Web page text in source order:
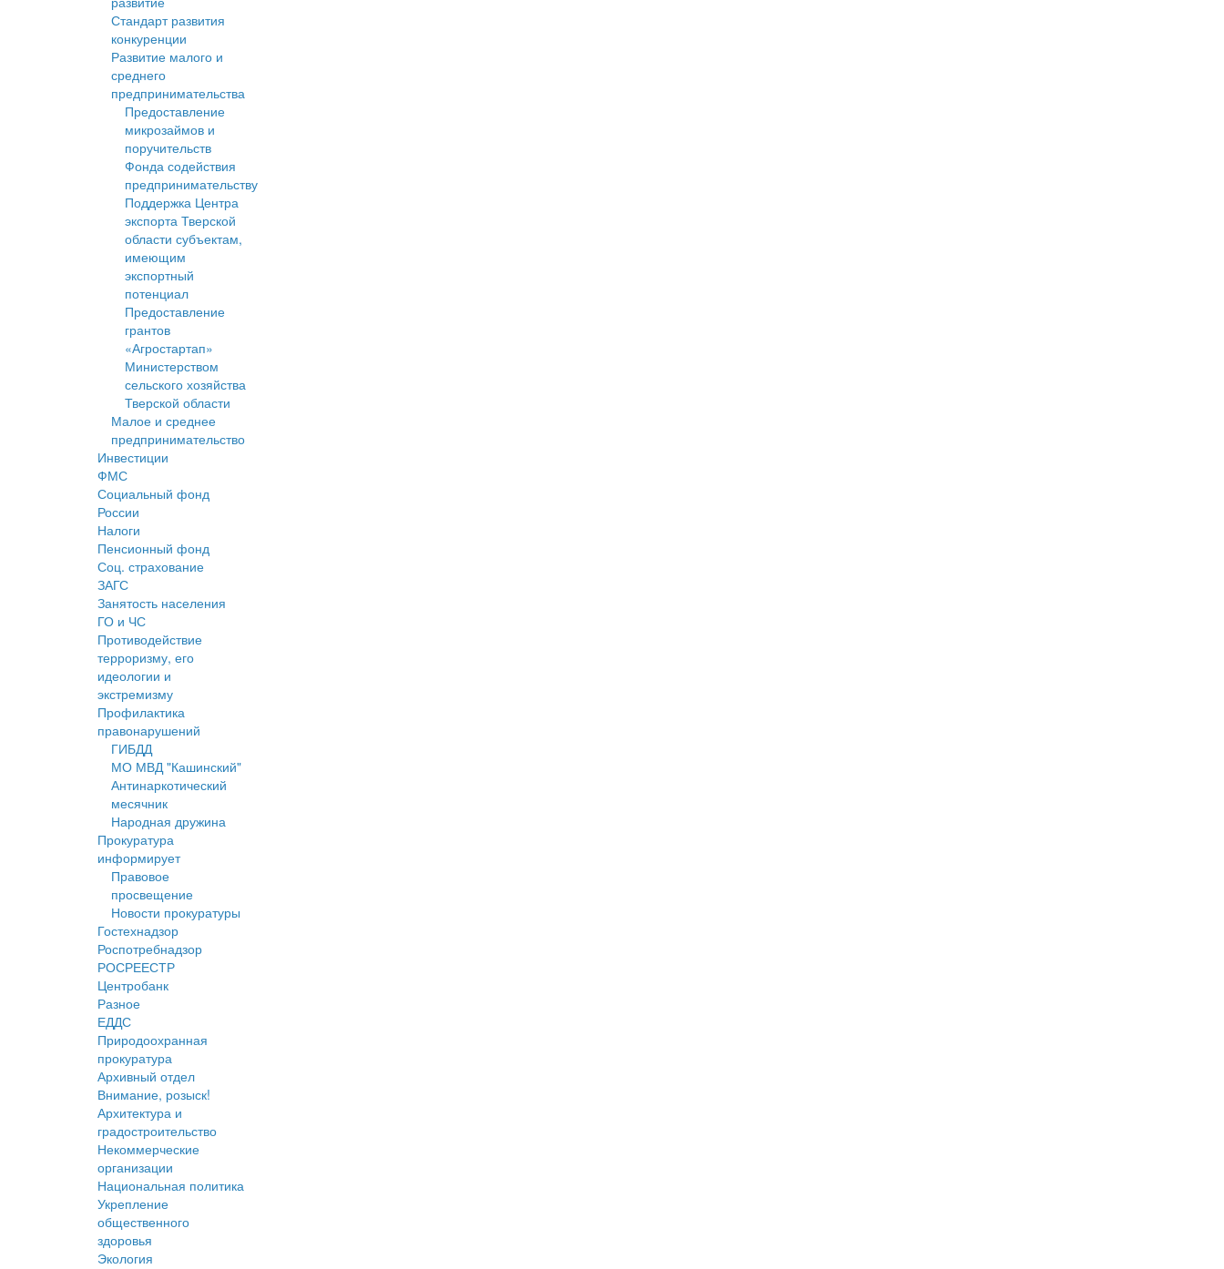
Стандарт развития
конкуренции
Развитие малого и
среднего
предпринимательства
Предоставление
микрозаймов и
поручительств
Фонда содействия
предпринимательству
Поддержка Центра
экспорта Тверской
области субъектам,
имеющим
экспортный
потенциал
Предоставление
грантов
«Агростартап»
Министерством
сельского хозяйства
Тверской области
Малое и среднее
предпринимательство
Инвестиции
ФМС
Социальный фонд
России
Налоги
Пенсионный фонд
Соц. страхование
ЗАГС
Занятость населения
ГО и ЧС
Противодействие
терроризму, его
идеологии и
экстремизму
Профилактика
правонарушений
ГИБДД
МО МВД "Кашинский"
Антинаркотический
месячник
Народная дружина
Прокуратура
информирует
Правовое
просвещение
Новости прокуратуры
Гостехнадзор
Роспотребнадзор
РОСРЕЕСТР
Центробанк
Разное
ЕДДС
Природоохранная
прокуратура
Архивный отдел
Внимание, розыск!
Архитектура и
градостроительство
Некоммерческие
организации
Национальная политика
Укрепление
общественного
здоровья
Экология